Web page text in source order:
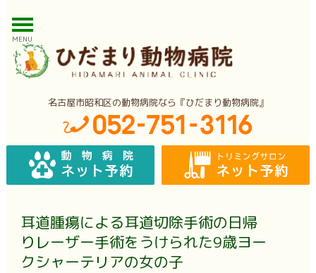
MENU
名古屋市昭和区の動物病院なら『ひだまり動物病院』
耳道腫瘍による耳道切除手術の日帰
りレーザー手術をうけられた9歳ヨー
クシャーテリアの女の子